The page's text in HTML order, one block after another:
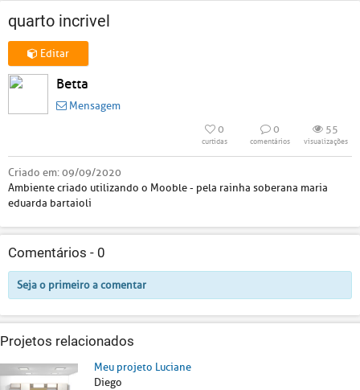
quarto incrivel
Editar
Betta
Mensagem
0
curtidas
0
comentários
55
visualizações
Criado em:09/09/2020
Ambiente criado utilizando o Mooble - pela rainha soberana maria
eduarda bartaioli
Comentários - 0
Seja o primeiro a comentar
Projetos relacionados
Meu projeto Luciane
Diego